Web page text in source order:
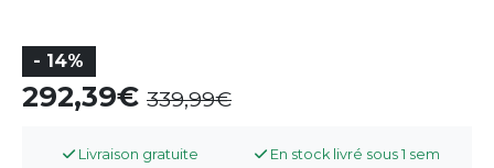
- 14%
292,39 339,99
Livraison gratuite En stock livré sous 1 sem